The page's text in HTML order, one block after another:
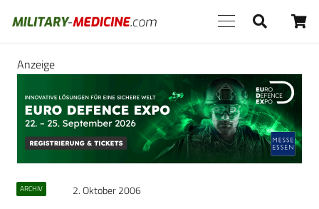
Anzeige
ARCHIV 2. Oktober 2006